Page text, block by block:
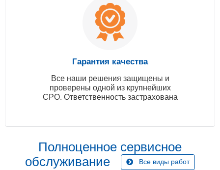
Гарантия качества
Все наши решения защищены и
проверены одной из крупнейших
СРО. Ответственность застрахована
Полноценное сервисное
обслуживание
Все виды работ